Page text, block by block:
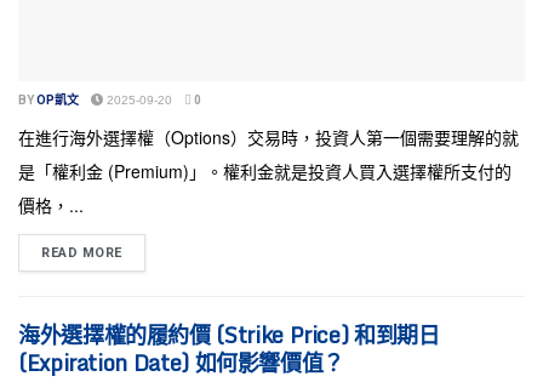
BYOP凱文 2025-09-20 0
在進行海外選擇權（Options）交易時，投資人第一個需要理解的就
是「權利金 (Premium)」。權利金就是投資人買入選擇權所支付的
價格，...
READ MORE
海外選擇權的履約價 (Strike Price) 和到期日
(Expiration Date) 如何影響價值？